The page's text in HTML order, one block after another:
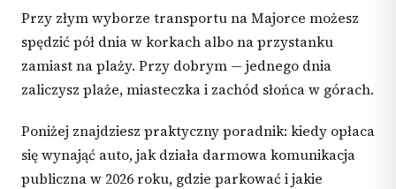
Przy złym wyborze transportu na Majorce możesz
spędzić pół dnia w korkach albo na przystanku
zamiast na plaży. Przy dobrym — jednego dnia
zaliczysz plaże, miasteczka i zachód słońca w górach.
Poniżej znajdziesz praktyczny poradnik: kiedy opłaca
się wynająć auto, jak działa darmowa komunikacja
publiczna w 2026 roku, gdzie parkować i jakie